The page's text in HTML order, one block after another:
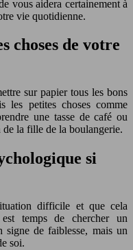
vous aidera certainement à
vie quotidienne.
choses de votre
sur papier tous les bons
les petites choses comme
une tasse de café ou
la fille de la boulangerie.
si
difficile et que cela
temps de chercher un
signe de faiblesse, mais un
soi.